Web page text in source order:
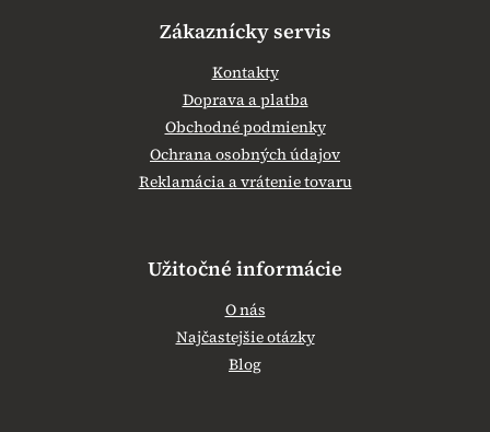
Zákaznícky servis
Kontakty
Doprava a platba
Obchodné podmienky
Ochrana osobných údajov
Reklamácia a vrátenie tovaru
Užitočné informácie
O nás
Najčastejšie otázky
Blog